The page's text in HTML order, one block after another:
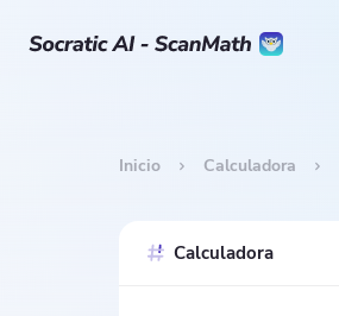
Inicio Calculadora
Calculadora